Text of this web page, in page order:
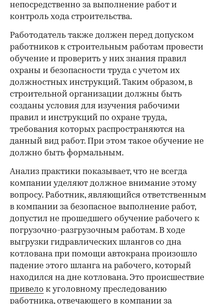
непосредственно за выполнение работ и
контроль хода строительства.
Работодатель также должен перед допуском
работников к строительным работам провести
обучение и проверить у них знания правил
охраны и безопасности труда с учетом их
должностных инструкций. Таким образом, в
строительной организации должны быть
созданы условия для изучения рабочими
правил и инструкций по охране труда,
требования которых распространяются на
данный вид работ. При этом такое обучение не
должно быть формальным.
Анализ практики показывает, что не всегда
компании уделяют должное внимание этому
вопросу. Работник, являющийся ответственным
в компании за безопасное выполнение работ,
допустил не прошедшего обучение рабочего к
погрузочно-разгрузочным работам. В ходе
выгрузки гидравлических шлангов со дна
котлована при помощи автокрана произошло
падение этого шланга на рабочего, который
находился на дне котлована. Это происшествие
привело к уголовному преследованию
работника, отвечающего в компании за